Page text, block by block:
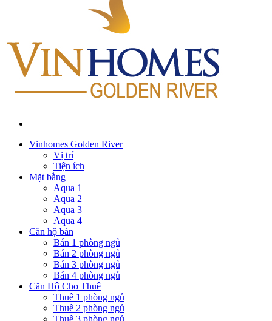
Vinhomes Golden River
Vị trí
Tiện ích
Mặt bằng
Aqua 1
Aqua 2
Aqua 3
Aqua 4
Căn hộ bán
Bán 1 phòng ngủ
Bán 2 phòng ngủ
Bán 3 phòng ngủ
Bán 4 phòng ngủ
Căn Hộ Cho Thuê
Thuê 1 phòng ngủ
Thuê 2 phòng ngủ
Thuê 3 phòng ngủ